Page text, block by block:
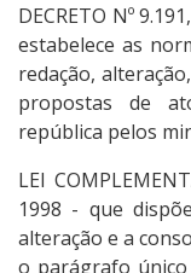
14- Ferramentas e
15- Avaliação
16- Carta de
17- Indicadores e
DECRETO Nº
estabelece as
redação,
propostas de
república pelos
LEI
1998 - que
alteração e a
o parágrafo